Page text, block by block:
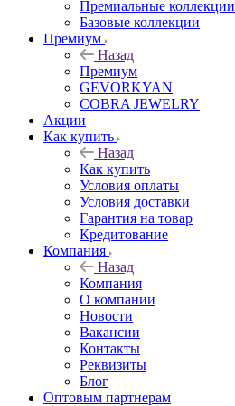
Премиальные коллекции
Базовые коллекции
Премиум
Назад
Премиум
GEVORKYAN
COBRA JEWELRY
Акции
Как купить
Назад
Как купить
Условия оплаты
Условия доставки
Гарантия на товар
Кредитование
Компания
Назад
Компания
О компании
Новости
Вакансии
Контакты
Реквизиты
Блог
Оптовым партнерам